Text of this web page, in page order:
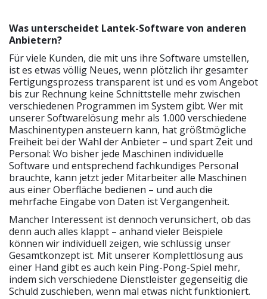
Was unterscheidet Lantek-Software von anderen
Anbietern?
Für viele Kunden, die mit uns ihre Software umstellen,
ist es etwas völlig Neues, wenn plötzlich ihr gesamter
Fertigungsprozess transparent ist und es vom Angebot
bis zur Rechnung keine Schnittstelle mehr zwischen
verschiedenen Programmen im System gibt. Wer mit
unserer Softwarelösung mehr als 1.000 verschiedene
Maschinentypen ansteuern kann, hat größtmögliche
Freiheit bei der Wahl der Anbieter – und spart Zeit und
Personal: Wo bisher jede Maschinen individuelle
Software und entsprechend fachkundiges Personal
brauchte, kann jetzt jeder Mitarbeiter alle Maschinen
aus einer Oberfläche bedienen – und auch die
mehrfache Eingabe von Daten ist Vergangenheit.
Mancher Interessent ist dennoch verunsichert, ob das
denn auch alles klappt – anhand vieler Beispiele
können wir individuell zeigen, wie schlüssig unser
Gesamtkonzept ist. Mit unserer Komplettlösung aus
einer Hand gibt es auch kein Ping-Pong-Spiel mehr,
indem sich verschiedene Dienstleister gegenseitig die
Schuld zuschieben, wenn mal etwas nicht funktioniert.